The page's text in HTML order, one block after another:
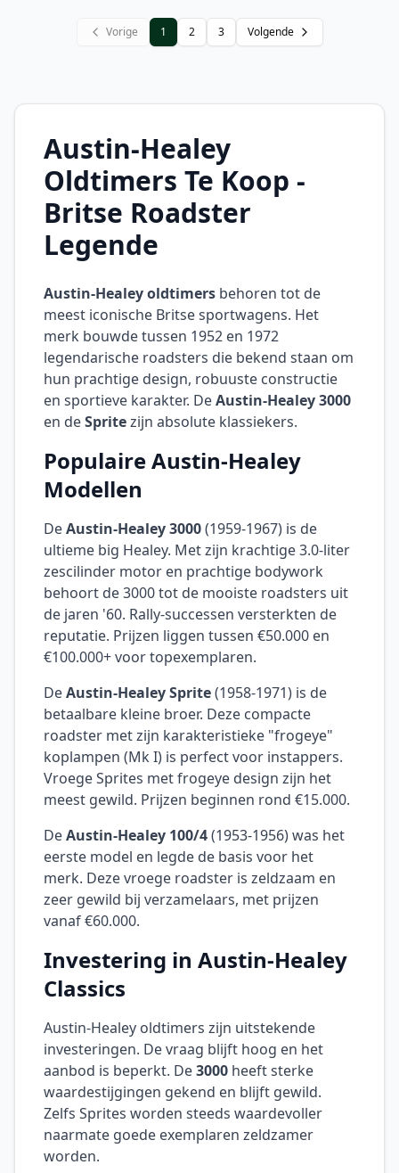
Vorige 1 2 3 Volgende
Austin-Healey
Oldtimers Te Koop -
Britse Roadster
Legende
Austin-Healey oldtimers behoren tot de
meest iconische Britse sportwagens. Het
merk bouwde tussen 1952 en 1972
legendarische roadsters die bekend staan om
hun prachtige design, robuuste constructie
en sportieve karakter. DeAustin-Healey 3000
en deSpritezijn absolute klassiekers.
Populaire Austin-Healey
Modellen
DeAustin-Healey 3000(1959-1967) is de
ultieme big Healey. Met zijn krachtige 3.0-liter
zescilinder motor en prachtige bodywork
behoort de 3000 tot de mooiste roadsters uit
de jaren '60. Rally-successen versterkten de
reputatie. Prijzen liggen tussen €50.000 en
€100.000+ voor topexemplaren.
DeAustin-Healey Sprite(1958-1971) is de
betaalbare kleine broer. Deze compacte
roadster met zijn karakteristieke "frogeye"
koplampen (Mk I) is perfect voor instappers.
Vroege Sprites met frogeye design zijn het
meest gewild. Prijzen beginnen rond €15.000.
DeAustin-Healey 100/4(1953-1956) was het
eerste model en legde de basis voor het
merk. Deze vroege roadster is zeldzaam en
zeer gewild bij verzamelaars, met prijzen
vanaf €60.000.
Investering in Austin-Healey
Classics
Austin-Healey oldtimers zijn uitstekende
investeringen. De vraag blijft hoog en het
aanbod is beperkt. De3000 heeft sterke
waardestijgingen gekend en blijft gewild.
Zelfs Sprites worden steeds waardevoller
naarmate goede exemplaren zeldzamer
worden.